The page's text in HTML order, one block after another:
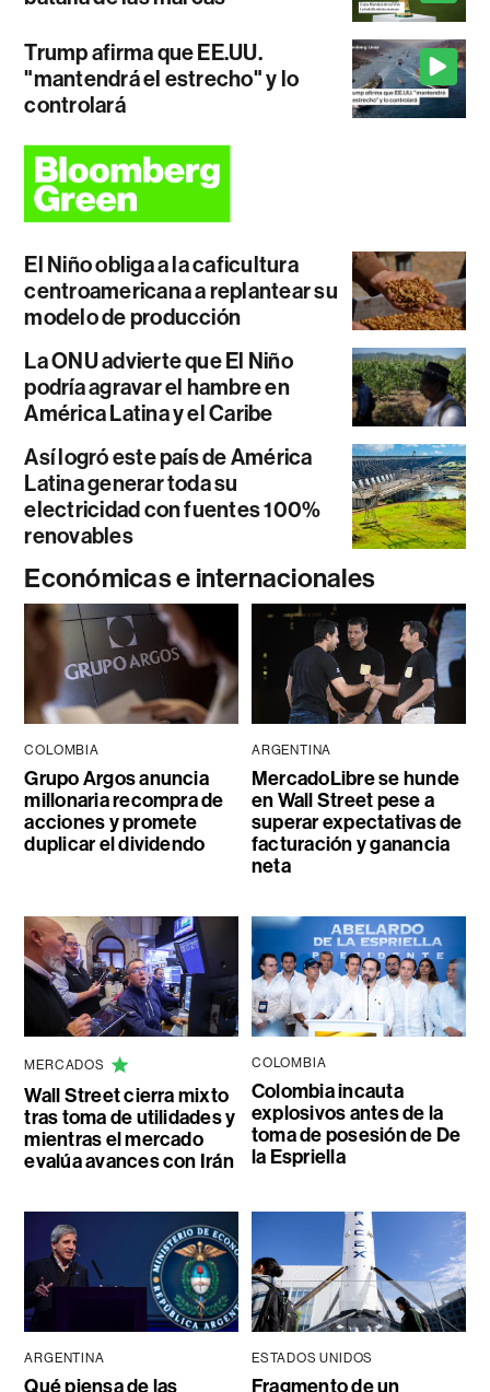
Trump afirma que EE.UU.
"mantendrá el estrecho" y lo
controlará
El Niño obliga a la caficultura
centroamericana a replantear su
modelo de producción
La ONU advierte que El Niño
podría agravar el hambre en
América Latina y el Caribe
Así logró este país de América
Latina generar toda su
electricidad con fuentes 100%
renovables
Económicas e internacionales
COLOMBIA
Grupo Argos anuncia
millonaria recompra de
acciones y promete
duplicar el dividendo
ARGENTINA
MercadoLibre se hunde
en Wall Street pese a
superar expectativas de
facturación y ganancia
neta
MERCADOS
Wall Street cierra mixto
tras toma de utilidades y
mientras el mercado
evalúa avances con Irán
COLOMBIA
Colombia incauta
explosivos antes de la
toma de posesión de De
la Espriella
ARGENTINA
Qué piensa de las
ESTADOS UNIDOS
Fragmento de un